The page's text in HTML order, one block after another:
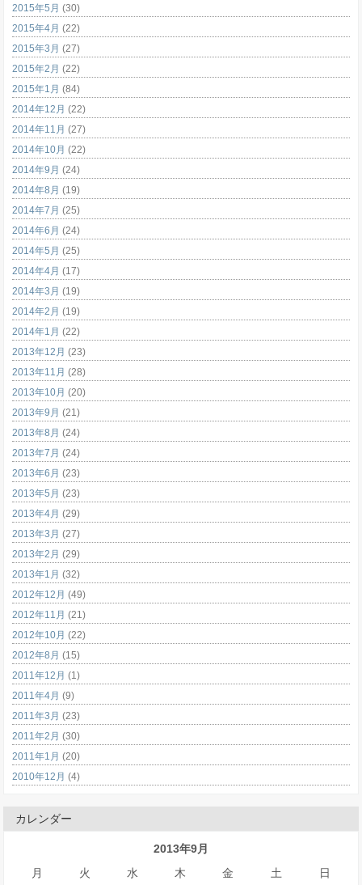
2015年5月 (30)
2015年4月 (22)
2015年3月 (27)
2015年2月 (22)
2015年1月 (84)
2014年12月 (22)
2014年11月 (27)
2014年10月 (22)
2014年9月 (24)
2014年8月 (19)
2014年7月 (25)
2014年6月 (24)
2014年5月 (25)
2014年4月 (17)
2014年3月 (19)
2014年2月 (19)
2014年1月 (22)
2013年12月 (23)
2013年11月 (28)
2013年10月 (20)
2013年9月 (21)
2013年8月 (24)
2013年7月 (24)
2013年6月 (23)
2013年5月 (23)
2013年4月 (29)
2013年3月 (27)
2013年2月 (29)
2013年1月 (32)
2012年12月 (49)
2012年11月 (21)
2012年10月 (22)
2012年8月 (15)
2011年12月 (1)
2011年4月 (9)
2011年3月 (23)
2011年2月 (30)
2011年1月 (20)
2010年12月 (4)
カレンダー
2013年9月
月
火 水 木 金 土 日